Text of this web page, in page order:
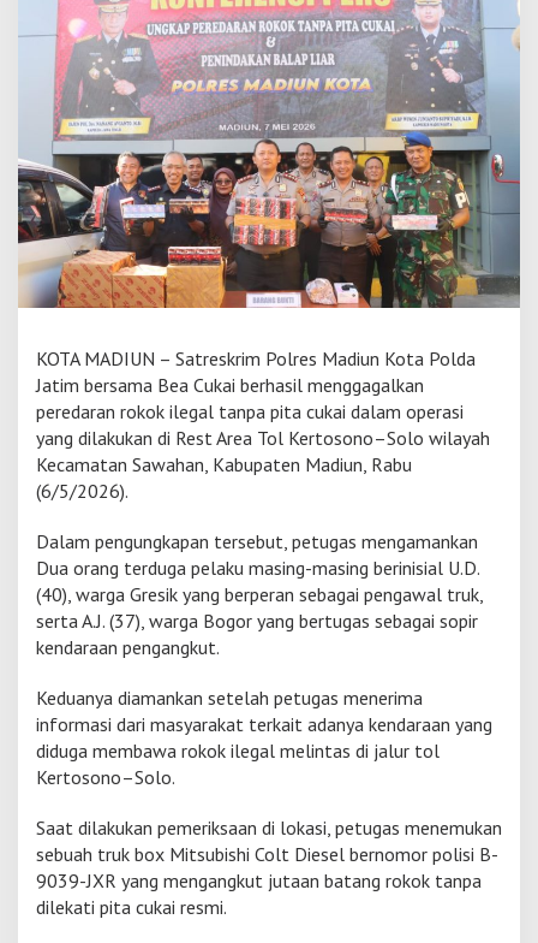
n
K
o
t
a
G
a
g
a
l
a
n
P
g
i
r
i
m
a
,
j
u
t
a
t
a
n
g
k
o
k
I
KOTA MADIUN – Satreskrim Polres Madiun Kota Polda
Jatim bersama Bea Cukai berhasil menggagalkan
peredaran rokok ilegal tanpa pita cukai dalam operasi
yang dilakukan di Rest Area Tol Kertosono–Solo wilayah
Kecamatan Sawahan, Kabupaten Madiun, Rabu
(6/5/2026).
Dalam pengungkapan tersebut, petugas mengamankan
Dua orang terduga pelaku masing-masing berinisial U.D.
(40), warga Gresik yang berperan sebagai pengawal truk,
serta A.J. (37), warga Bogor yang bertugas sebagai sopir
kendaraan pengangkut.
Keduanya diamankan setelah petugas menerima
informasi dari masyarakat terkait adanya kendaraan yang
diduga membawa rokok ilegal melintas di jalur tol
Kertosono–Solo.
Saat dilakukan pemeriksaan di lokasi, petugas menemukan
sebuah truk box Mitsubishi Colt Diesel bernomor polisi B-
9039-JXR yang mengangkut jutaan batang rokok tanpa
dilekati pita cukai resmi.